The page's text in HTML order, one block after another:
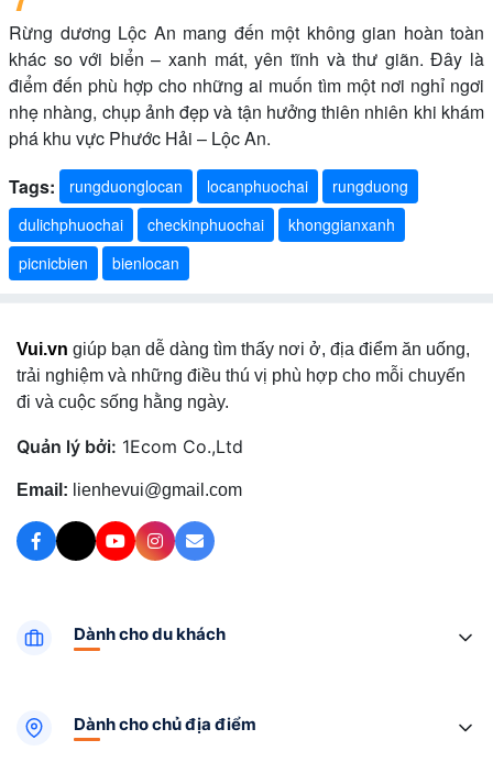
Rừng dương Lộc An mang đến một không gian hoàn toàn
khác so với biển – xanh mát, yên tĩnh và thư giãn. Đây là
điểm đến phù hợp cho những ai muốn tìm một nơi nghỉ ngơi
nhẹ nhàng, chụp ảnh đẹp và tận hưởng thiên nhiên khi khám
phá khu vực Phước Hải – Lộc An.
Tags:
rungduonglocan locanphuochai
rungduong
dulichphuochai
checkinphuochai
khonggianxanh
picnicbien
bienlocan
Vui.vn giúp bạn dễ dàng tìm thấy nơi ở, địa điểm ăn uống,
trải nghiệm và những điều thú vị phù hợp cho mỗi chuyến
đi và cuộc sống hằng ngày.
Quản lý bởi: 1Ecom Co.,Ltd
Email: lienhevui@gmail.com
Dành cho du khách
Dành cho chủ địa điểm